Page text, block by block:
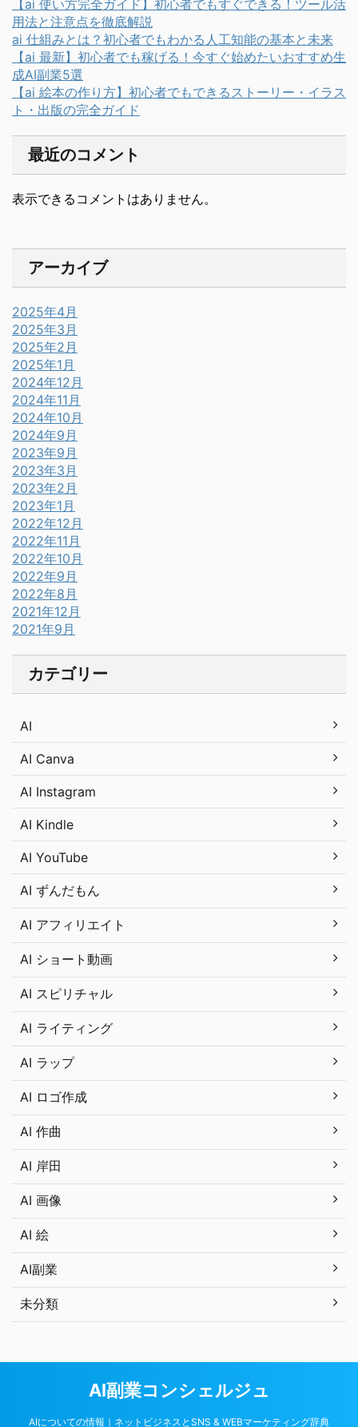
【ai 使い方完全ガイド】初心者でもすぐできる！ツール活
用法と注意点を徹底解説
ai 仕組みとは？初心者でもわかる人工知能の基本と未来
【ai 最新】初心者でも稼げる！今すぐ始めたいおすすめ生
成AI副業5選
【ai 絵本の作り方】初心者でもできるストーリー・イラス
ト・出版の完全ガイド
最近のコメント
表示できるコメントはありません。
アーカイブ
2025年4月
2025年3月
2025年2月
2025年1月
2024年12月
2024年11月
2024年10月
2024年9月
2023年9月
2023年3月
2023年2月
2023年1月
2022年12月
2022年11月
2022年10月
2022年9月
2022年8月
2021年12月
2021年9月
カテゴリー
AI
AI Canva
AI Instagram
AI Kindle
AI YouTube
AI ずんだもん
AI アフィリエイト
AI ショート動画
AI スピリチャル
AI ライティング
AI ラップ
AI ロゴ作成
AI 作曲
AI 岸田
AI 画像
AI 絵
AI副業
未分類
AI副業コンシェルジュ
AIについての情報｜ネットビジネスとSNS & WEBマーケティング辞典